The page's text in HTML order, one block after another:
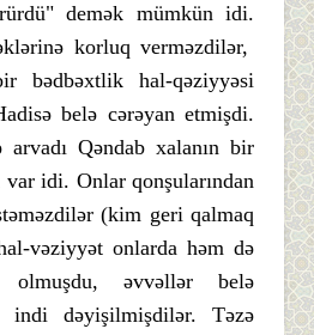
demək mümkün idi.
korluq verməzdilər,
bədbəxtlik hal-qəziyyəsi
belə cərəyan etmişdi.
Qəndab xalanın bir
idi. Onlar qonşularından
(kim geri qalmaq
vəziyyət onlarda həm də
olmuşdu, əvvəllər belə
indi dəyişilmişdilər. Təzə